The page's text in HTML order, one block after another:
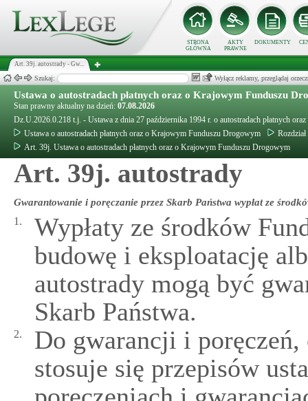
STRONA
GŁÓWNA
AKTY
PRAWNE
DOKUMENTY
Art. 39j. autostrady - Gw...
Szukaj: Wyłącz reklamy, przeglądaj
Ustawa o autostradach płatnych oraz o Krajowym Funduszu
Stan prawny aktualny na dzień: 07.08.2026
Dz.U.2026.0.218 t.j. - Ustawa z dnia 27 października 1994 r. o autostradach płatnych
Ustawa o autostradach płatnych oraz o Krajowym Funduszu Drogowym
Art. 39j. Ustawa o autostradach płatnych oraz o Krajowym Funduszu Drogowym
Art. 39j. autostrady
Gwarantowanie i poręczanie przez Skarb Państwa wypłat ze
1.
Wypłaty ze środków
budowę i eksploatację
autostrady mogą być
Skarb Państwa.
2.
Do gwarancji i
stosuje się przepisów